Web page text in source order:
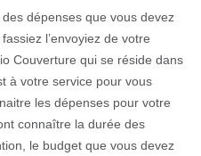
dépenses que vous devez
l’envoyiez de votre
Couverture qui se réside dans
à votre service pour vous
les dépenses pour votre
connaître la durée des
le budget que vous devez